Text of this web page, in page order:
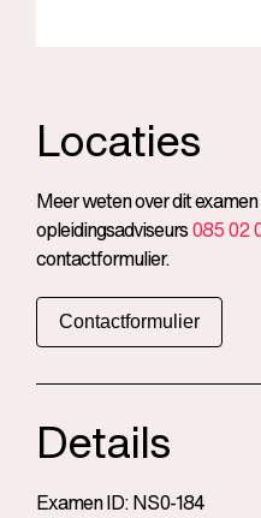
Locaties
Meer weten over dit
opleidingsadviseurs085 02
contactformulier.
Contactformulier
Details
Examen ID: NS0-184